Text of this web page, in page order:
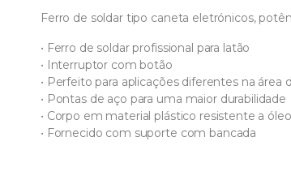
Ferro de soldar tipo caneta eletrónicos,
• Ferro de soldar profissional para latão
• Interruptor com botão
• Perfeito para aplicações diferentes na
• Pontas de aço para uma maior durabilidade
• Corpo em material plástico resistente a
• Fornecido com suporte com bancada